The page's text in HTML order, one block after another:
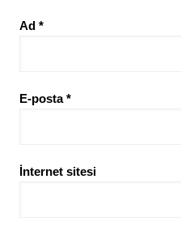
Ad *
E-posta*
İnternet sitesi